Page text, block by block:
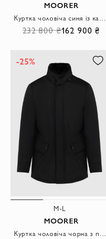
MOORER
Куртка чоловіча синя із кашеміру
232 800 ₴162 900 ₴
-25%
M-L
MOORER
Куртка чоловіча чорна з поліестеру та поліаміду